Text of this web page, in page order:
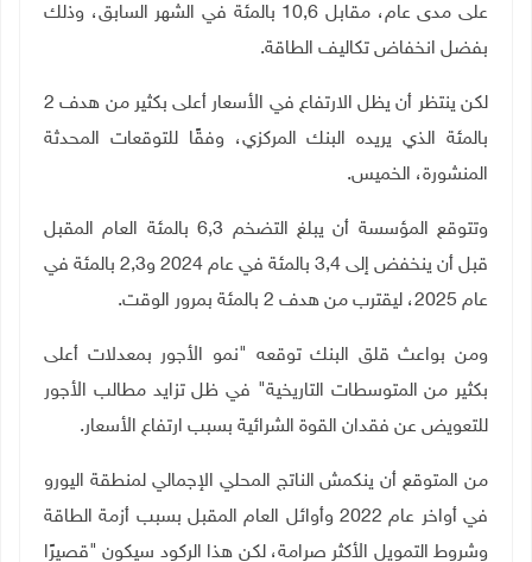
على مدى عام، مقابل 10,6 بالمئة في الشهر السابق، وذلك
بفضل انخفاض تكاليف الطاقة.
لكن ينتظر أن يظل الارتفاع في الأسعار أعلى بكثير من هدف 2
بالمئة الذي يريده البنك المركزي، وفقًا للتوقعات المحدثة
المنشورة، الخميس.
وتتوقع المؤسسة أن يبلغ التضخم 6,3 بالمئة العام المقبل
قبل أن ينخفض إلى 3,4 بالمئة في عام 2024 و2,3 بالمئة في
عام 2025، ليقترب من هدف 2 بالمئة بمرور الوقت
.
ومن بواعث قلق البنك توقعه "نمو الأجور بمعدلات أعلى
بكثير من المتوسطات التاريخية" في ظل تزايد مطالب الأجور
للتعويض عن فقدان القوة الشرائية بسبب ارتفاع الأسعار.
من المتوقع أن ينكمش الناتج المحلي الإجمالي لمنطقة اليورو
في أواخر عام 2022 وأوائل العام المقبل بسبب أزمة الطاقة
وشروط التمويل الأكثر صرامة، لكن هذا الركود سيكون "قصيرًا